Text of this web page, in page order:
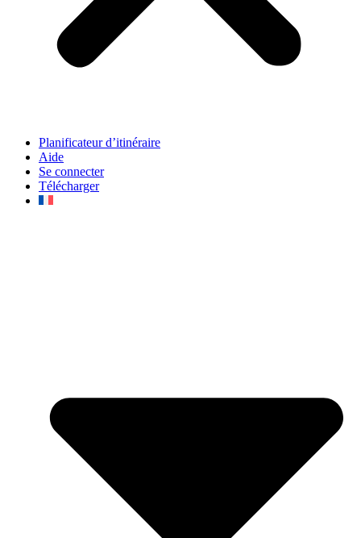
Planificateur d’itinéraire
Aide
Se connecter
Télécharger